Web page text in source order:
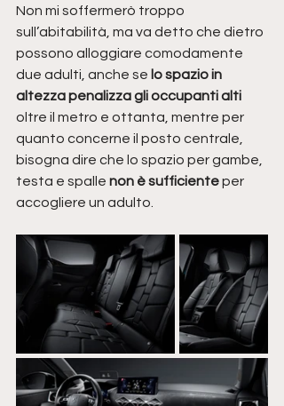
Non mi soffermerò troppo
sull’abitabilità, ma va detto che dietro
possono alloggiare comodamente
due adulti, anche se lo spazio in
altezza penalizza gli occupanti alti
oltre il metro e ottanta, mentre per
quanto concerne il posto centrale,
bisogna dire che lo spazio per gambe,
testa e spalle non è sufficiente per
accogliere un adulto.